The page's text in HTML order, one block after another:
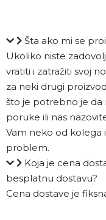
Šta ako mi se
Ukoliko niste
vratiti i zatražiti svoj
za neki drugi
što je potrebno je da
poruke ili nas
Vam neko od kolega
problem.
Koja je cena
besplatnu dostavu?
Cena dostave je